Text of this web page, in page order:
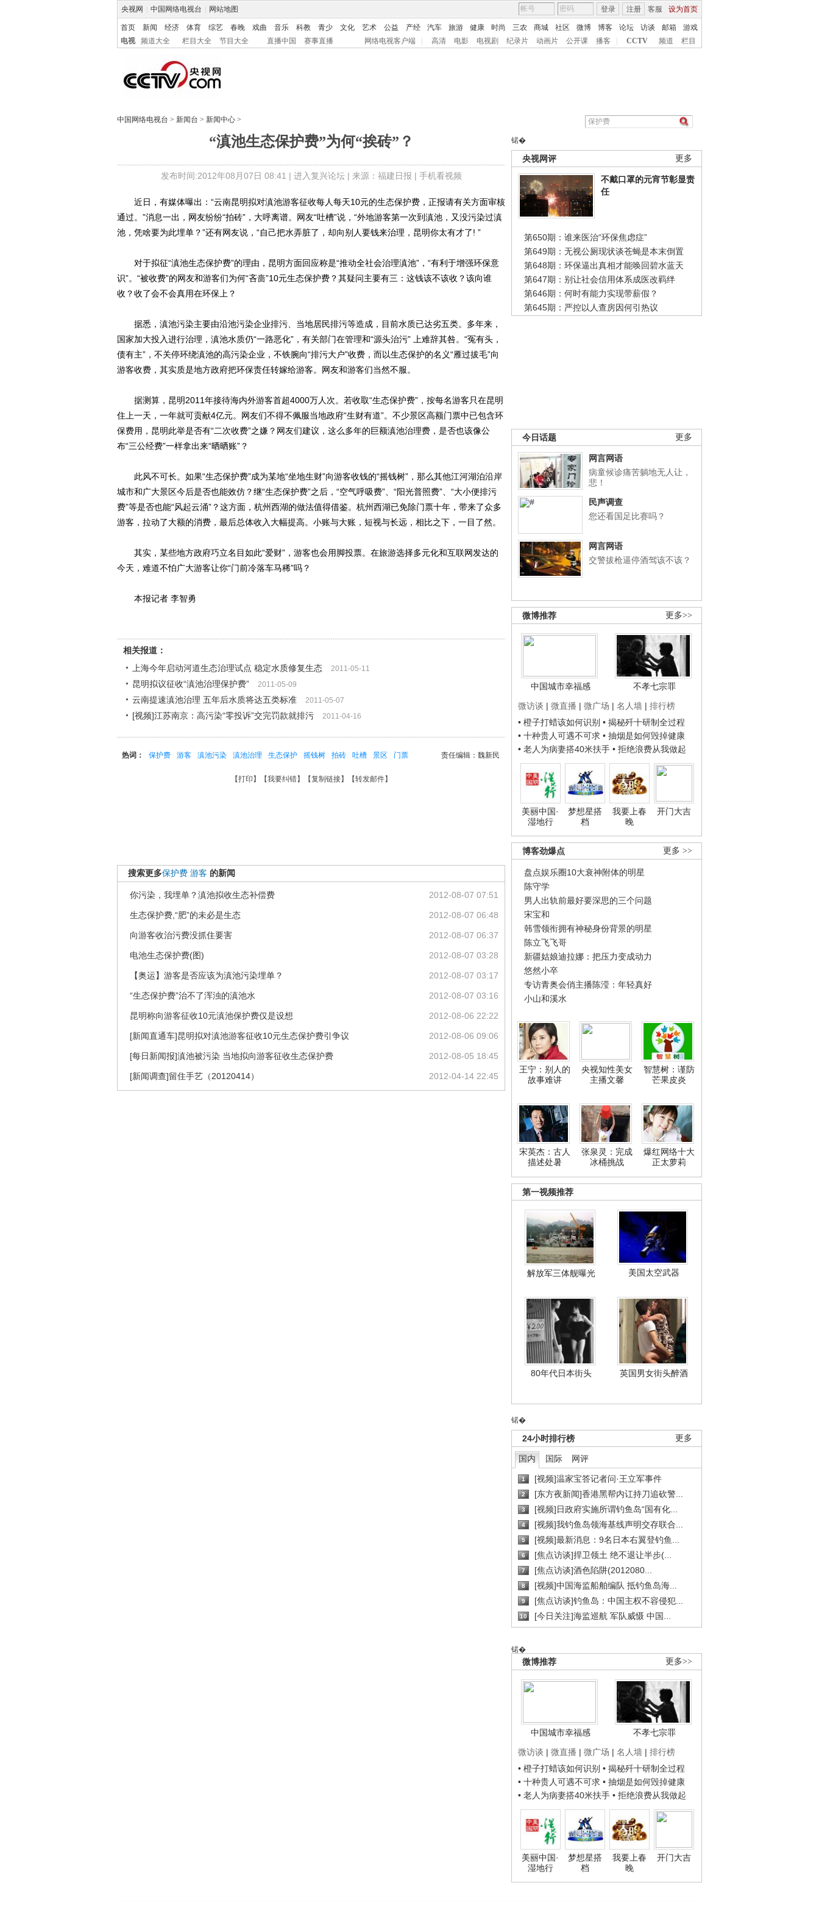
央视网 中国网络电视台 网站地图 客服 设为首页
登录 注册
首页 新闻 经济 体育 综艺 春晚 戏曲 音乐 科教 青少 文化 艺术 公益 产经 汽车 旅游 健康 时尚 三农 商城 社区 微博 博客 论坛 访谈 邮箱
游戏
电视
频道大全 栏目大全 节目大全 直播中国 赛事直播 网络电视客户端 高清 电影 电视剧 纪录片 动画片 公开课 播客 CCTV 频道 栏目
中国网络电视台 > 新闻台 > 新闻中心 >
“滇池生态保护费”为何“挨砖”？
发布时间:2012年08月07日 08:41 | 进入复兴论坛| 来源：福建日报 | 手机看视频
锘�
更多
央视网评
不戴口罩的元宵节彰显责
任
第650期：谁来医治“环保焦虑症”
第649期：无视公厕现状谈苍蝇是本末倒置
第648期：环保逼出真相才能唤回碧水蓝天
第647期：别让社会信用体系成医改羁绊
第646期：何时有能力实现带薪假？
第645期：严控以人查房因何引热议
更多
今日话题
网言网语
病童候诊痛苦躺地无人让，
悲！
民声调查
您还看国足比赛吗？
网言网语
交警拔枪逼停酒驾该不该？
更多>>
微博推荐
中国城市幸福感
不孝七宗罪
微访谈 | 微直播 | 微广场 | 名人墙 | 排行榜
• 橙子打蜡该如何识别 • 揭秘歼十研制全过程
• 十种贵人可遇不可求 • 抽烟是如何毁掉健康
• 老人为病妻搭40米扶手 • 拒绝浪费从我做起
美丽中国·
湿地行
梦想星搭
档
我要上春
晚
开门大吉
更多 >>
博客劲爆点
盘点娱乐圈10大衰神附体的明星
陈守学
男人出轨前最好要深思的三个问题
宋宝和
韩雪领衔拥有神秘身份背景的明星
陈立飞飞哥
新疆姑娘迪拉娜：把压力变成动力
悠然小卒
专访青奥会俏主播陈滢：年轻真好
小山和溪水
王宁：别人的
故事难讲
央视知性美女
主播文馨
智慧树：谨防
芒果皮炎
宋英杰：古人
描述处暑
张泉灵：完成
冰桶挑战
爆红网络十大
正太萝莉
第一视频推荐
解放军三体舰曝光 美国太空武器
80年代日本街头 英国男女街头醉酒
锘�
更多
24小时排行榜
国内 国际 网评
1 [视频]温家宝答记者问·王立军事件
2 [东方夜新闻]香港黑帮内讧持刀追砍警...
3 [视频]日政府实施所谓钓鱼岛“国有化...
4 [视频]我钓鱼岛领海基线声明交存联合...
5 [视频]最新消息：9名日本右翼登钓鱼...
6 [焦点访谈]捍卫领土 绝不退让半步(...
7 [焦点访谈]酒色陷阱(2012080...
8 [视频]中国海监船舶编队 抵钓鱼岛海...
9 [焦点访谈]钓鱼岛：中国主权不容侵犯...
10 [今日关注]海监巡航 军队威慑 中国...
锘�
更多>>
微博推荐
中国城市幸福感
不孝七宗罪
微访谈 | 微直播 | 微广场 | 名人墙 | 排行榜
• 橙子打蜡该如何识别 • 揭秘歼十研制全过程
• 十种贵人可遇不可求 • 抽烟是如何毁掉健康
• 老人为病妻搭40米扶手 • 拒绝浪费从我做起
美丽中国·
湿地行
梦想星搭
档
我要上春
晚
开门大吉
近日，有媒体曝出：“云南昆明拟对滇池游客征收每人每天10元的生态保护费，正报请有关方面审核
通过。”消息一出，网友纷纷“拍砖”，大呼离谱。网友“吐槽”说，“外地游客第一次到滇池，又没污染过滇
池，凭啥要为此埋单？”还有网友说，“自己把水弄脏了，却向别人要钱来治理，昆明你太有才了! ”
对于拟征“滇池生态保护费”的理由，昆明方面回应称是“推动全社会治理滇池”，“有利于增强环保意
识”。“被收费”的网友和游客们为何“吝啬”10元生态保护费？其疑问主要有三：这钱该不该收？该向谁
收？收了会不会真用在环保上？
据悉，滇池污染主要由沿池污染企业排污、当地居民排污等造成，目前水质已达劣五类。多年来，
国家加大投入进行治理，滇池水质仍“一路恶化”，有关部门在管理和“源头治污” 上难辞其咎。“冤有头，
债有主”，不关停环绕滇池的高污染企业，不铁腕向“排污大户”收费，而以生态保护的名义“雁过拔毛”向
游客收费，其实质是地方政府把环保责任转嫁给游客。网友和游客们当然不服。
据测算，昆明2011年接待海内外游客首超4000万人次。若收取“生态保护费”，按每名游客只在昆明
住上一天，一年就可贡献4亿元。网友们不得不佩服当地政府“生财有道”。不少景区高额门票中已包含环
保费用，昆明此举是否有“二次收费”之嫌？网友们建议，这么多年的巨额滇池治理费，是否也该像公
布“三公经费”一样拿出来“晒晒账”？
此风不可长。如果“生态保护费”成为某地“坐地生财”向游客收钱的“摇钱树”，那么其他江河湖泊沿岸
城市和广大景区今后是否也能效仿？继“生态保护费”之后，“空气呼吸费”、“阳光普照费”、“大小便排污
费”等是否也能“风起云涌”？这方面，杭州西湖的做法值得借鉴。杭州西湖已免除门票十年，带来了众多
游客，拉动了大额的消费，最后总体收入大幅提高。小账与大账，短视与长远，相比之下，一目了然。
其实，某些地方政府巧立名目如此“爱财”，游客也会用脚投票。在旅游选择多元化和互联网发达的
今天，难道不怕广大游客让你“门前冷落车马稀”吗？
本报记者 李智勇
相关报道：
上海今年启动河道生态治理试点 稳定水质修复生态
2011-05-11
昆明拟议征收“滇池治理保护费” 2011-05-09
云南提速滇池治理 五年后水质将达五类标准 2011-05-07
[视频]江苏南京：高污染“零投诉”交完罚款就排污 2011-04-16
责任编辑：魏新民
热词： 保护费 游客 滇池污染 滇池治理 生态保护 摇钱树 拍砖 吐槽 景区 门票
【打印 】【我要纠错】【复制链接】【转发邮件】
搜索更多保护费 游客 的新闻
2012-08-07 07:51
你污染，我埋单？滇池拟收生态补偿费
2012-08-07 06:48
生态保护费,“肥”的未必是生态
2012-08-07 06:37
向游客收治污费没抓住要害
2012-08-07 03:28
电池生态保护费(图)
2012-08-07 03:17
【奥运】游客是否应该为滇池污染埋单？
2012-08-07 03:16
“生态保护费”治不了浑浊的滇池水
2012-08-06 22:22
昆明称向游客征收10元滇池保护费仅是设想
2012-08-06 09:06
[新闻直通车]昆明拟对滇池游客征收10元生态保护费引争议
2012-08-05 18:45
[每日新闻报]滇池被污染 当地拟向游客征收生态保护费
2012-04-14 22:45
[新闻调查]留住手艺（20120414）